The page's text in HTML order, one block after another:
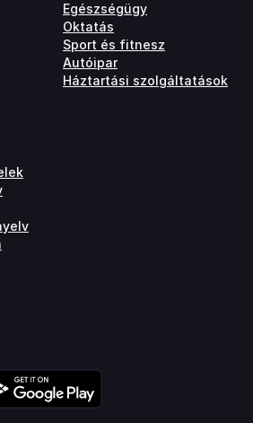
Egészségügy
Oktatás
Sport és fitnesz
Autóipar
Háztartási szolgáltatások